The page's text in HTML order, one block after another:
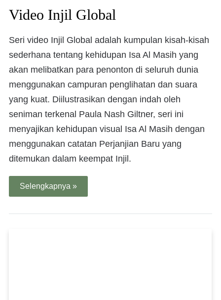
Video Injil Global
Seri video Injil Global adalah kumpulan kisah-kisah
sederhana tentang kehidupan Isa Al Masih yang
akan melibatkan para penonton di seluruh dunia
menggunakan campuran penglihatan dan suara
yang kuat. Diilustrasikan dengan indah oleh
seniman terkenal Paula Nash Giltner, seri ini
menyajikan kehidupan visual Isa Al Masih dengan
menggunakan catatan Perjanjian Baru yang
ditemukan dalam keempat Injil.
Selengkapnya »